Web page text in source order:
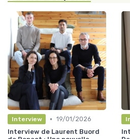
Interview • 19/01/2026
Interview de Laurent Buord